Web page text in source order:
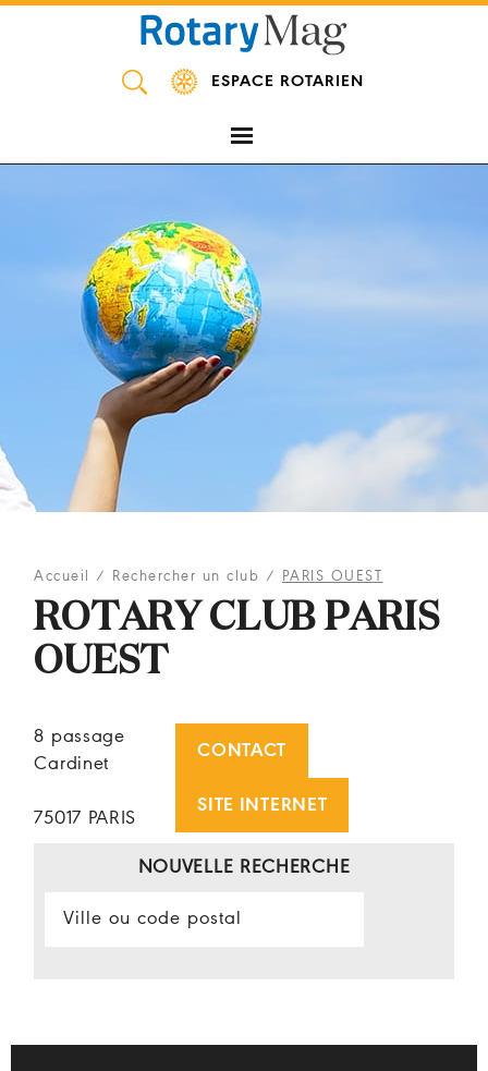
ESPACE ROTARIEN
Accueil / Rechercher un club / PARIS OUEST
ROTARY CLUB PARIS
OUEST
8 passage
Cardinet
75017 PARIS
CONTACT
SITE INTERNET
NOUVELLE RECHERCHE
Panneau de gestion des cookies